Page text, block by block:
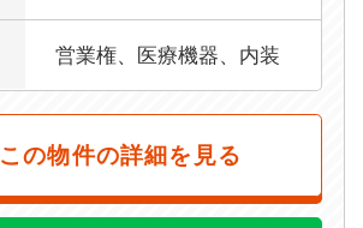
営業権、医療機器、内装
この物件の詳細を見る